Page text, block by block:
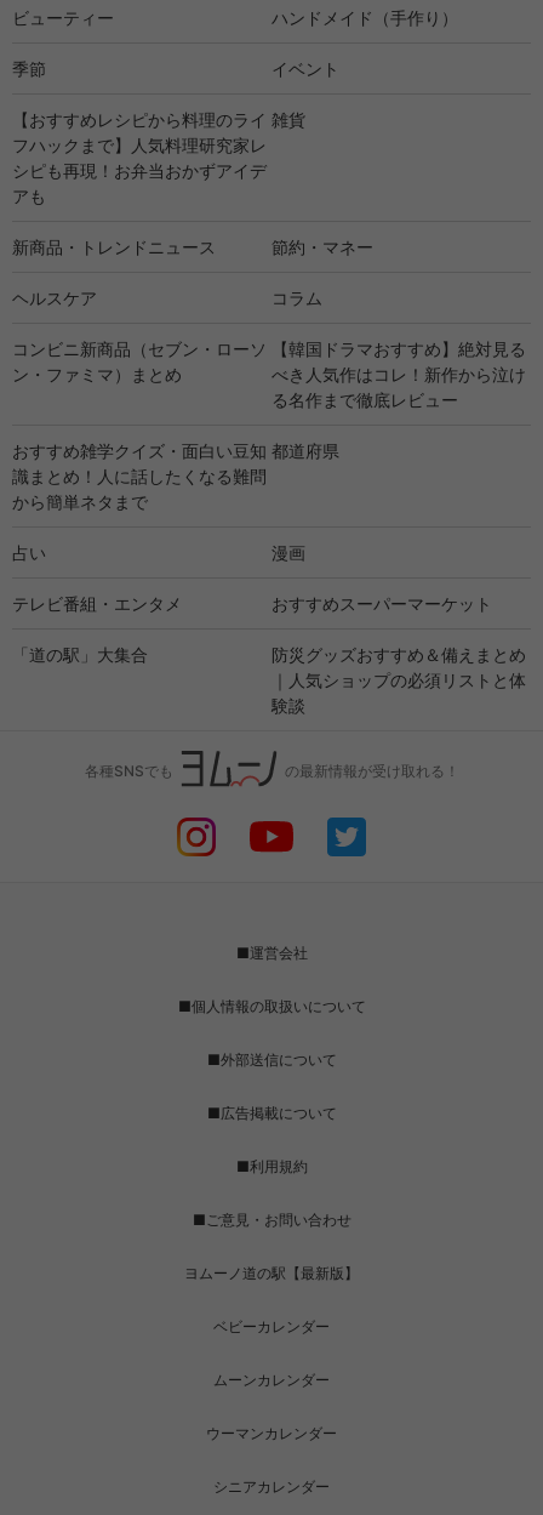
ビューティー ハンドメイド（手作り）
季節 イベント
【おすすめレシピから料理のライ
フハックまで】人気料理研究家レ
シピも再現！お弁当おかずアイデ
アも
雑貨
新商品・トレンドニュース 節約・マネー
ヘルスケア コラム
コンビニ新商品（セブン・ローソ
ン・ファミマ）まとめ
【韓国ドラマおすすめ】絶対見る
べき人気作はコレ！新作から泣け
る名作まで徹底レビュー
おすすめ雑学クイズ・面白い豆知
識まとめ！人に話したくなる難問
から簡単ネタまで
都道府県
占い 漫画
テレビ番組・エンタメ おすすめスーパーマーケット
「道の駅」大集合
防災グッズおすすめ＆備えまとめ
｜人気ショップの必須リストと体
験談
各種SNSでも の最新情報が受け取れる！
■運営会社
■個人情報の取扱いについて
■外部送信について
■広告掲載について
■利用規約
■ご意見・お問い合わせ
ヨムーノ道の駅【最新版】
ベビーカレンダー
ムーンカレンダー
ウーマンカレンダー
シニアカレンダー